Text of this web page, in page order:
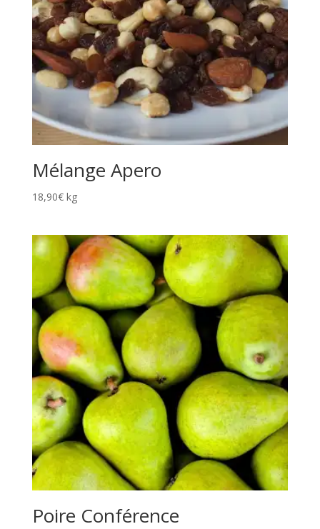
Mélange Apero
18,90€ kg
Poire Conférence